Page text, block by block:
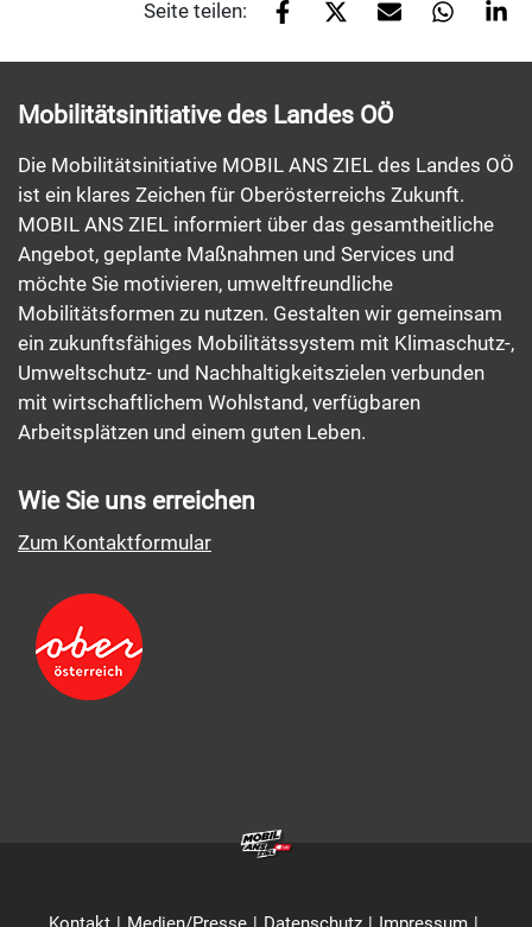
Seite teilen:
Mobilitätsinitiative des Landes OÖ
Die Mobilitätsinitiative MOBIL ANS ZIEL des Landes OÖ
ist ein klares Zeichen für Oberösterreichs Zukunft.
MOBIL ANS ZIEL informiert über das gesamtheitliche
Angebot, geplante Maßnahmen und Services und
möchte Sie motivieren, umweltfreundliche
Mobilitätsformen zu nutzen. Gestalten wir gemeinsam
ein zukunftsfähiges Mobilitätssystem mit Klimaschutz-,
Umweltschutz- und Nachhaltigkeitszielen verbunden
mit wirtschaftlichem Wohlstand, verfügbaren
Arbeitsplätzen und einem guten Leben.
Wie Sie uns erreichen
Zum Kontaktformular